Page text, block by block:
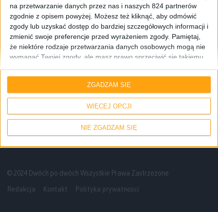
na przetwarzanie danych przez nas i naszych 824 partnerów
zgodnie z opisem powyżej. Możesz też kliknąć, aby odmówić
zgody lub uzyskać dostęp do bardziej szczegółowych informacji i
zmienić swoje preferencje przed wyrażeniem zgody. Pamiętaj,
że niektóre rodzaje przetwarzania danych osobowych mogą nie
wymagać Twojej zgody, ale masz prawo sprzeciwić się takiemu
do tej witryny. Możesz w dowolnym momencie zmienić swoje
preferencje lub wycofać zgodę, wracając na tę stronę i klikając
przycisk "Prywatność" na dole strony.
WIĘCEJ OPCJI
NIE ZGADZAM SIĘ
ZGADZAM SIĘ
Nasza recenzja Dragon Ball Super: Super
Hero – Odcinek #88
© 2024 Dwóch po dwóch Wszystkie Prawa Zastrzeżone
Redakcja Kontakt Polityka prywatności